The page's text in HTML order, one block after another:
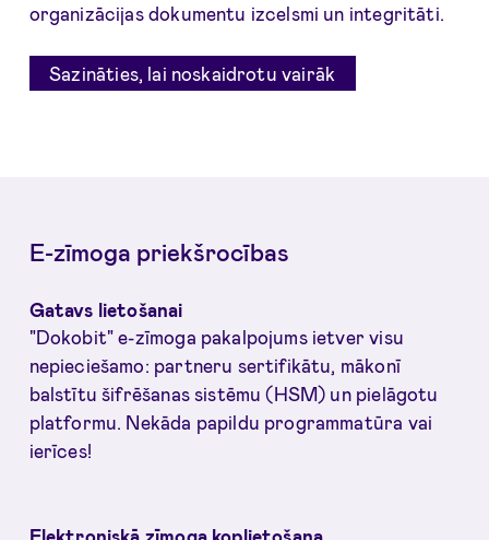
organizācijas dokumentu izcelsmi un integritāti.
Sazināties, lai noskaidrotu vairāk
E-zīmoga priekšrocības
Gatavs lietošanai
"Dokobit" e-zīmoga pakalpojums ietver visu
nepieciešamo: partneru sertifikātu, mākonī
balstītu šifrēšanas sistēmu (HSM) un pielāgotu
platformu. Nekāda papildu programmatūra vai
ierīces!